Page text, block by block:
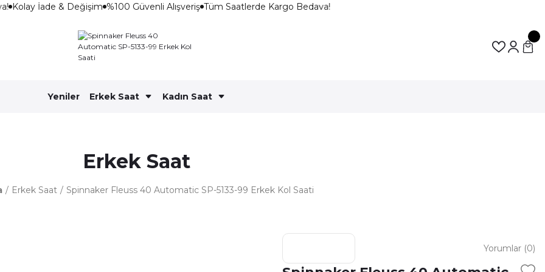
Kolay İade & Değişim %100 Güvenli Alışveriş Tüm Saatlerde Kargo Bedava!
Yeniler Erkek Saat Kadın Saat
Erkek Saat
Erkek Saat Spinnaker Fleuss 40 Automatic SP-5133-99 Erkek Kol Saati
Yorumlar (0)